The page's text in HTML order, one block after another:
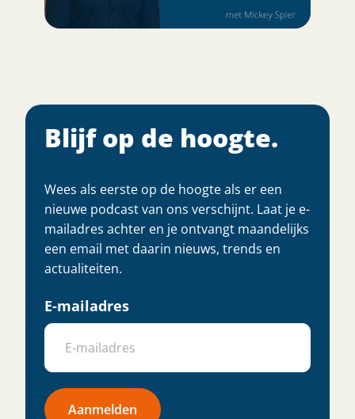
Blijf op de hoogte.
Wees als eerste op de hoogte als er een
nieuwe podcast van ons verschijnt. Laat je e-
mailadres achter en je ontvangt maandelijks
een email met daarin nieuws, trends en
actualiteiten.
E-mailadres
Aanmelden